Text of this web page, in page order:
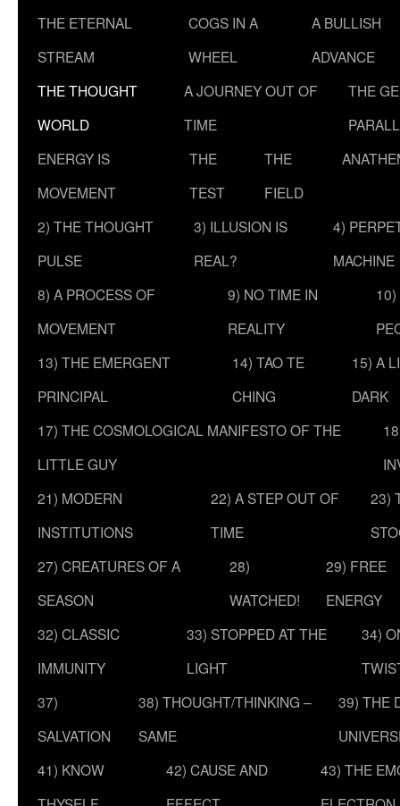
THE ETERNAL
STREAM
COGS IN A
WHEEL
A BULLISH
ADVANCE
THE THOUGHT
WORLD
A JOURNEY OUT OF
TIME
THE
ENERGY IS
MOVEMENT
THE
TEST
THE
FIELD
2) THE THOUGHT
PULSE
3) ILLUSION IS
REAL?
4)
MACHINE
8) A PROCESS OF
MOVEMENT
9) NO TIME IN
REALITY
13) THE EMERGENT
PRINCIPAL
14) TAO TE
CHING
15) A
DARK
17) THE COSMOLOGICAL MANIFESTO OF THE
LITTLE GUY
21) MODERN
INSTITUTIONS
22) A STEP OUT OF
TIME
23)
27) CREATURES OF A
SEASON
28)
WATCHED!
29) FREE
ENERGY
32) CLASSIC
IMMUNITY
33) STOPPED AT THE
LIGHT
34)
37)
SALVATION
38) THOUGHT/THINKING –
SAME
39) THE
41) KNOW
42) CAUSE AND
43) THE